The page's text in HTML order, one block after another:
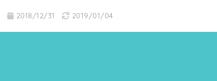
2018/12/31 2019/01/04